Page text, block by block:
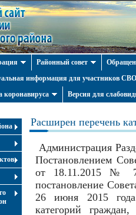
Районный совет
информация для участников СВО
Версия для
Расширен перечень
Администрация
Постановлением
от 18.11.2015 №
постановление
26 июня 2015
категорий